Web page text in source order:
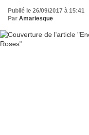
Publié le 26/09/2017 à 15:41
Par Amariesque